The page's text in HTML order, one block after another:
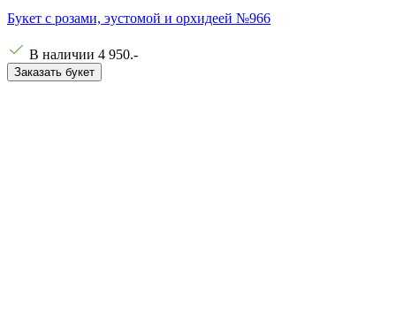
Букет с розами, эустомой и орхидеей №966
В наличии 4 950.-
Заказать букет